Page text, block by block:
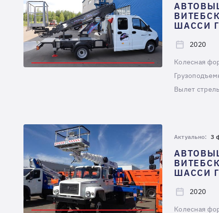
ШАССИ
2020
Колесная
Вылет
Актуально: 3
ШАССИ
2020
Колесная